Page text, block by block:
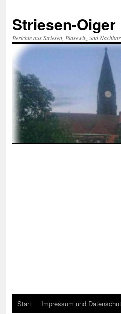
springen
Striesen-Oiger
Berichte aus Striesen, Blasewitz und
Start Impressum und